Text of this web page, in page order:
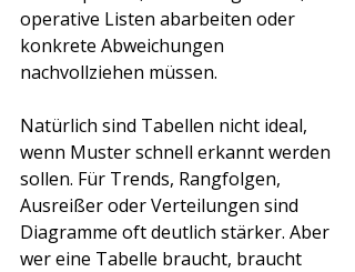
operative Listen abarbeiten oder
konkrete Abweichungen
nachvollziehen müssen.
Natürlich sind Tabellen nicht ideal,
wenn Muster schnell erkannt werden
sollen. Für Trends, Rangfolgen,
Ausreißer oder Verteilungen sind
Diagramme oft deutlich stärker. Aber
wer eine Tabelle braucht, braucht